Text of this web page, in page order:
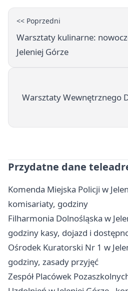
<< Poprzedni
Warsztaty kulinarne:
Jeleniej Górze
Warsztaty Wewnętrznego
Przydatne dane
Komenda Miejska Policji w
komisariaty, godziny
Filharmonia Dolnośląska w
godziny kasy, dojazd i
Ośrodek Kuratorski Nr 1 w
godziny, zasady przyjęć
Zespół Placówek